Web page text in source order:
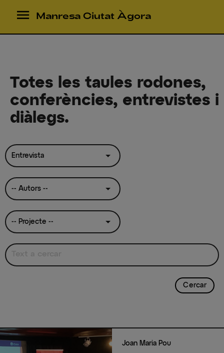
menu Manresa Ciutat Àgora
Totes les taules rodones,
conferències, entrevistes i
diàlegs.
Joan Maria Pou